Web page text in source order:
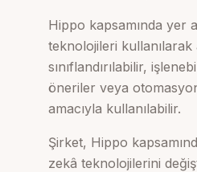
Hippo kapsamında yer
teknolojileri kullanılarak
sınıflandırılabilir,
öneriler veya
amacıyla kullanılabilir.
Şirket, Hippo
zekâ teknolojilerini